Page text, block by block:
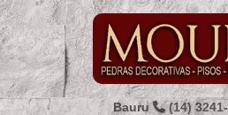
Pular
para
o
conteúdo
Bauru (14)